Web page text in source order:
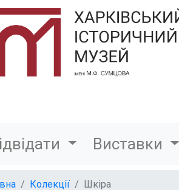
Виставки
Колекції Шкіра